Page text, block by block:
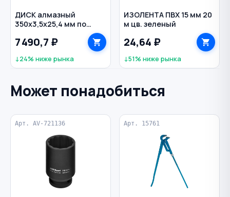
ДИСК алмазный
350х3,5х25,4 мм по
асфальту сегментный
21 сегмент TRIO-
7 490,7 ₽
↓24% ниже рынка
ИЗОЛЕНТА ПВХ 15 мм 20
м цв. зеленый
24,64 ₽
↓51% ниже рынка
Может понадобиться
Арт. AV-721136 Арт. 15761